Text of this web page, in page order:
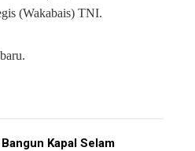
(Wakabais) TNI.
Kapal Selam